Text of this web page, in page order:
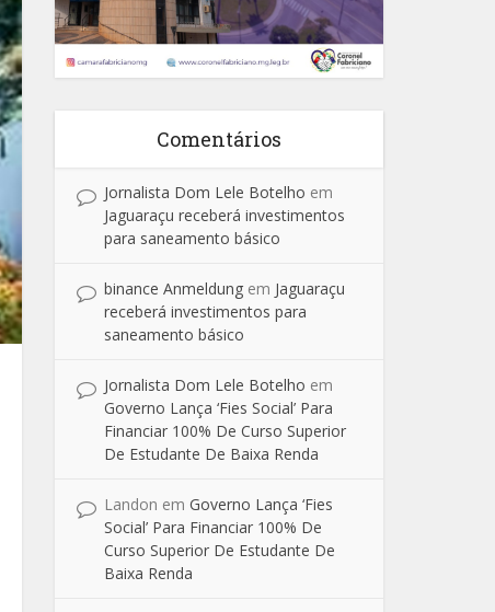
Comentários
Jornalista Dom Lele Botelho em
Jaguaraçu receberá investimentos
para saneamento básico
binance Anmeldung em Jaguaraçu
receberá investimentos para
saneamento básico
Jornalista Dom Lele Botelho em
Governo Lança ‘Fies Social’ Para
Financiar 100% De Curso Superior
De Estudante De Baixa Renda
Landon em Governo Lança ‘Fies
Social’ Para Financiar 100% De
Curso Superior De Estudante De
Baixa Renda